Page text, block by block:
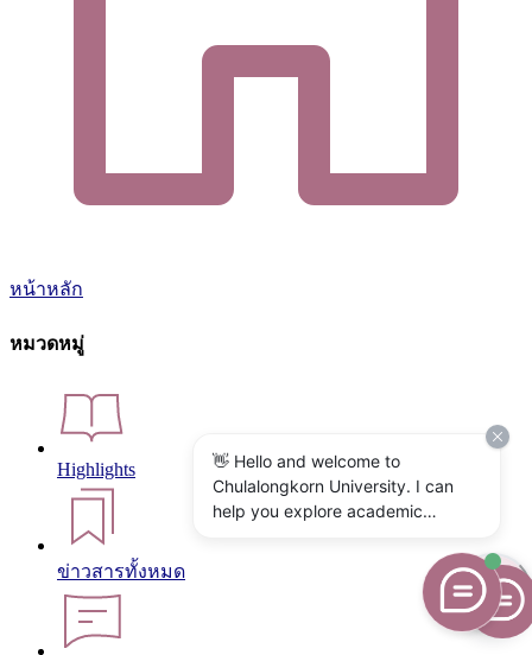
หน้าหลัก
หมวดหมู่
Highlights
ข่าวสารทั้งหมด
👋 Hello and welcome to
Chulalongkorn University. I can
help you explore academic